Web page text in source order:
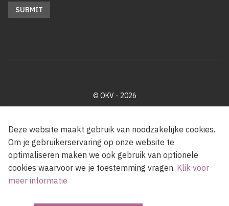
© OKV - 2026
Met steun van de Vlaamse Gemeenschap
Deze website maakt gebruik van noodzakelijke cookies.
Om je gebruikerservaring op onze website te
optimaliseren maken we ook gebruik van optionele
cookies waarvoor we je toestemming vragen. Klik voor
meer informatie